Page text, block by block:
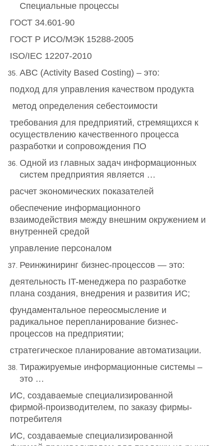
Специальные процессы
ГОСТ 34.601-90
ГОСТ Р ИСО/МЭК 15288-2005
ISO/IEC 12207-2010
ABC (Activity Based Costing) – это:
подход для управления качеством продукта
метод определения себестоимости
требования для предприятий, стремящихся к
осуществлению качественного процесса
разработки и сопровождения ПО
Одной из главных задач информационных
систем предприятия является …
расчет экономических показателей
обеспечение информационного
взаимодействия между внешним окружением и
внутренней средой
управление персоналом
Реинжиниринг бизнес-процессов — это:
деятельность IT-менеджера по разработке
плана создания, внедрения и развития ИС;
фундаментальное переосмысление и
радикальное перепланирование бизнес-
процессов на предприятии;
стратегическое планирование автоматизации.
Тиражируемые информационные системы –
это …
ИС, создаваемые специализированной
фирмой-производителем, по заказу фирмы-
потребителя
ИС, создаваемые специализированной